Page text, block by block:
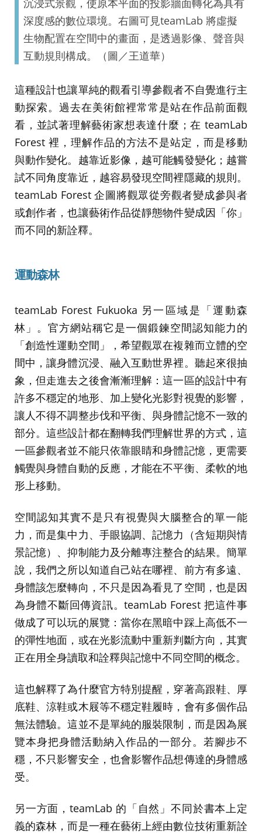
深度感的數位環境。右圖可見teamLab 將虛擬
生物配置在空間中的畫面，是透過影像、聲音與
互動規則構成。（圖／王道華）
這種設計也讓單純的觀看引導參觀者不自覺進行主
動探索。過去在美術館裡常常是站在作品前面觀
看，並試著理解藝術家想表達什麼；在 teamLab
Forest 裡，理解作品的方法不是站定，而是移動
與動作變化。越靠近影像，越可能觸發變化；越嘗
試不同角度靠近，越容易發現空間裡隱藏的規則。
teamLab Forest 企圖將觀眾從旁觀者變成參與者
或創作者，也讓藝術作品從靜態物件變成因「你」
而不同的新詮釋。
運動森林
teamLab Forest Fukuoka 另一區域是「運動森
林」。官方網站稱它是一個鍛鍊空間認知能力的
「創造性運動空間」，希望觀眾在複雜而立體的空
間中，讓身體沉浸、融入互動世界裡。聽起來很抽
象，但走進去之後會漸漸理解：這一區的設計中有
許多不穩定的地形、加上變化光影對視覺的影響，
讓人不得不調整步伐和平衡、與身體記憶不一致的
部分。這些設計都在翻轉我們理解世界的方式，這
一區參觀者並不能只依靠眼睛和身體記憶，更需要
觸覺與身體自動的反應，才能在不平衡、柔軟的地
形上移動。
空間認知其實不是只有視覺與大腦整合的單一能
力，而是集中力、手眼協調、記憶力（含短期與情
景記憶）、抑制能力及分離專注整合的結果。簡單
說，我們之所以知道自己站在哪裡、前方有多遠、
身體該怎麼轉向，不只是因為看見了空間，也是因
為身體不斷回傳資訊。teamLab Forest 把這件事
做成了可以玩的展覽：當你在黑暗中踩上高低不一
的彈性地面，或在光影流動中重新判斷方向，其實
正在用全身讀取和詮釋與記憶中不同空間的概念。
這也解釋了為什麼官方特別提醒，穿著高跟鞋、厚
底鞋、涼鞋或木屐等不穩定鞋履時，會有多個作品
無法體驗。這並不是單純的服裝限制，而是因為展
覽本身把身體活動納入作品的一部分。若腳步不
穩，不只影響安全，也會影響作品想傳達的身體感
受。
另一方面，teamLab 的「自然」不同於書本上定
義的森林，而是一種在藝術上經由數位技術重新詮